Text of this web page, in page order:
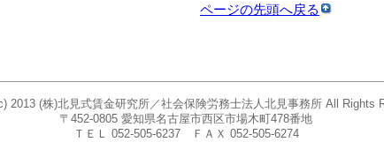
ページの先頭へ戻る
2013 (株)北見式賃金研究所／社会保険労務士法人北見事務所 All Rights
〒452-0805 愛知県名古屋市西区市場木町478番地
ＴＥＬ 052-505-6237 ＦＡＸ 052-505-6274